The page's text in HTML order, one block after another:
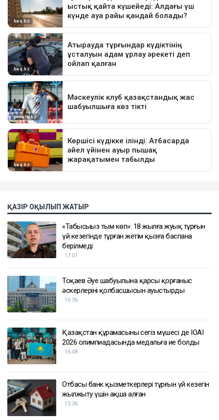
ҚАЗІР ОҚЫЛЫП ЖАТЫР
«Табысыңыз тым көп»: 18 жылға жуық тұрғын
үй кезегінде тұрған жетім қызға баспана
берілмеді
17:01
Тоқаев Әуе шабуылына қарсы қорғаныс
әскерлерінің қолбасшысын ауыстырды
16:36
Қазақстан құрамасының сегіз мүшесі де IOAI
2026 олимпиадасында медальға ие болды
16:08
Отбасы банк қызметкерлері тұрғын үй кезегін
жылжыту үшін ақша алған
15:36